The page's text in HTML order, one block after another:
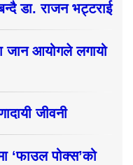
डा. राजन भट्टराई
जान आयोगले लगायो
जीवनी
‘फाउल पोक्स’को